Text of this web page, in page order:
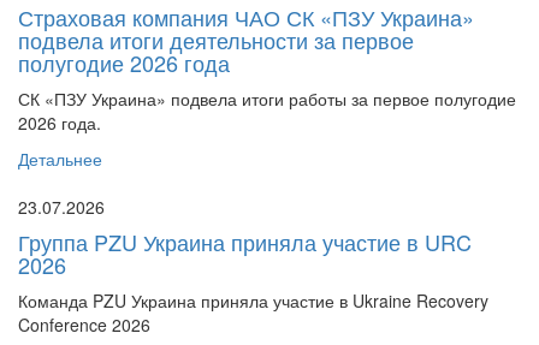
Страховая компания ЧАО СК «ПЗУ Украина»
подвела итоги деятельности за первое
полугодие 2026 года
СК «ПЗУ Украина» подвела итоги работы за первое полугодие
2026 года.
Детальнее
23.07.2026
Группа PZU Украина приняла участие в URC
2026
Команда PZU Украина приняла участие в Ukraine Recovery
Conference 2026